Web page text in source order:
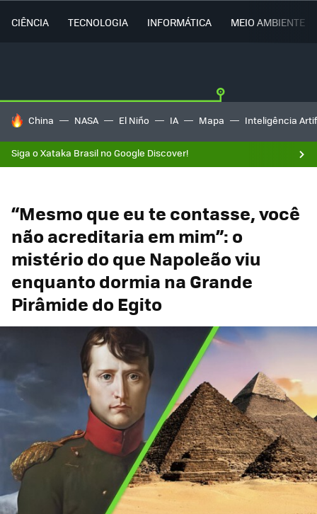
CIÊNCIA TECNOLOGIA INFORMÁTICA MEIO AMBIENTE
TENDÊNCIAS DO DIA
China NASA El Niño IA Mapa Inteligência
Siga o Xataka Brasil no Google Discover!
“Mesmo que eu te contasse, você
não acreditaria em mim”: o
mistério do que Napoleão viu
enquanto dormia na Grande
Pirâmide do Egito